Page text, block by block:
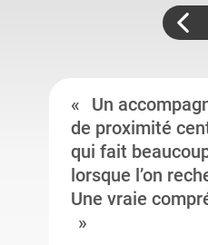
Un
de proximité
qui fait
lorsque l’on
Une vraie